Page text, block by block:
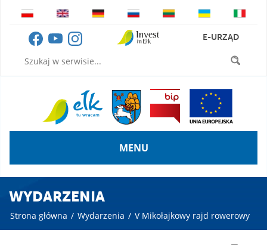
E-URZĄD
MENU
WYDARZENIA
Strona główna / Wydarzenia / V Mikołajkowy rajd rowerowy